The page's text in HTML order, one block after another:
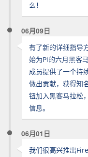
么！
06月09日
有了新的详细指导
始为Pi的六月黑客
成员提供了一个持
做出贡献，获得知
钮加入黑客马拉松
信息。
06月01日
我们很高兴推出